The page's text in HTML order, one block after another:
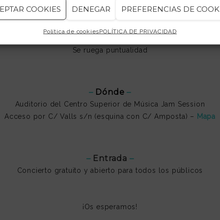
COOKIES DENEGAR PREFERENCIAS DE
Política de cookiesPOLÍTICA DE PRIVACIDAD
–Cuándo–
Se ruega puntualidad
–Dónde –
Auditorio del Centro Superior de Música Jam Session
Acceso por C/ Valls s/n (esquina con C/ Amposta) – Mapa
–Entrada –
Concierto gratuito y abierto para todos los públicos
¡Os esperamos!